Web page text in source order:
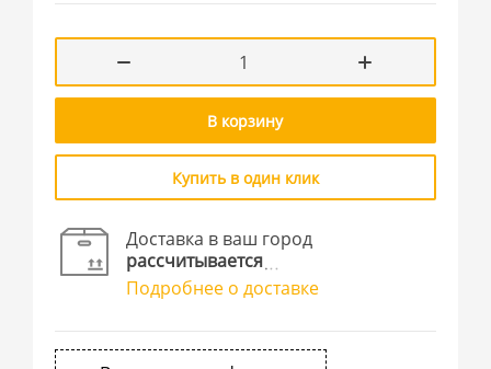
В корзину
Купить в один клик
Доставка в ваш город
рассчитывается
Подробнее о доставке